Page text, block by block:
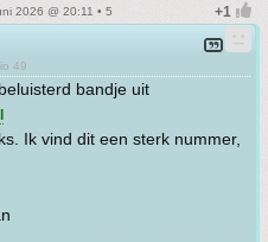
2026 @ 20:11 • 5
49
bandje uit
Ik vind dit een sterk nummer,